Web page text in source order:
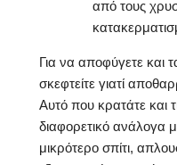
από τους
Για να αποφύγετε και
σκεφτείτε γιατί
Αυτό που κρατάτε και
διαφορετικό ανάλογα
μικρότερο σπίτι,